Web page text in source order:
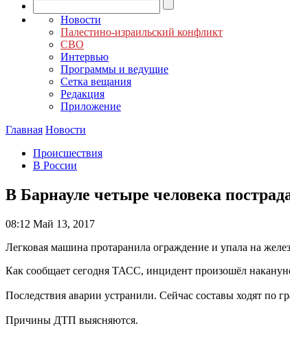
Новости
Палестино-израильский конфликт
СВО
Интервью
Программы и ведущие
Сетка вещания
Редакция
Приложение
Главная Новости
Происшествия
В России
В Барнауле четыре человека
08:12 Май 13, 2017
Легковая машина протаранила ограждение и упала на
Как сообщает сегодня ТАСС, инцидент произошёл
Последствия аварии устранили. Сейчас составы ходят по
Причины ДТП выясняются.